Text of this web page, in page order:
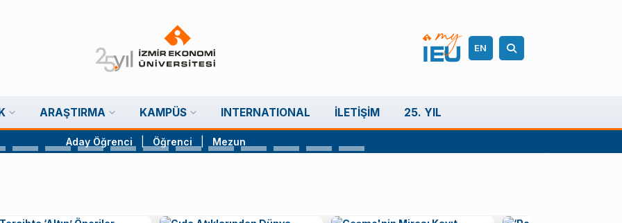
EN
ARAŞTIRMA KAMPÜS INTERNATIONAL İLETIŞIM 25. YIL
Aday Öğrenci Öğrenci Mezun